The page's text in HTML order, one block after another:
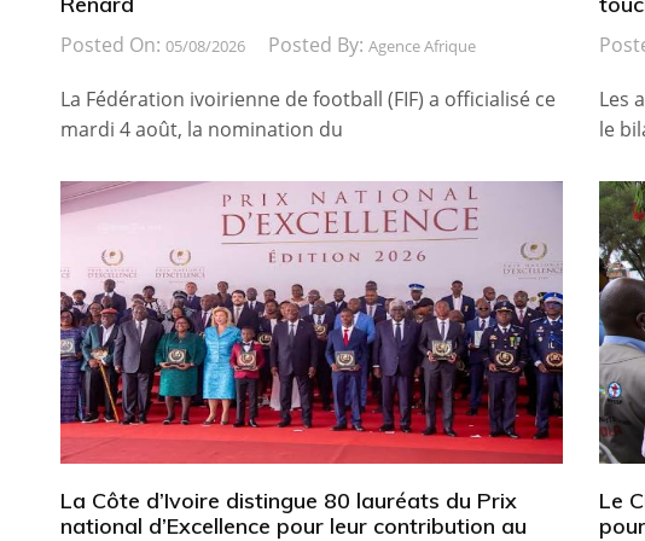
Posted On: 05/08/2026 Posted By: Agence Afrique
La Fédération ivoirienne de football (FIF) a officialisé ce
mardi 4 août, la nomination du
Les
le
La Côte d’Ivoire distingue 80 lauréats du Prix
national d’Excellence pour leur contribution au
Le